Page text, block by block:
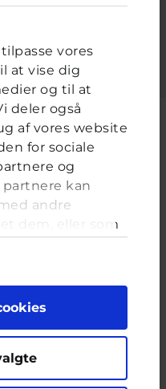
vores
at vise dig
og til at
deler også
af vores website
for sociale
og
partnere kan
andre
dem, eller som
brug af deres
til vores cookies,
anvende vores
op til 25 år. Du kan skrive til
og chat, dele dine
ud, og læse med. I Cyberhus
en voksen, vil vi gerne lytte
Unions holdninger.